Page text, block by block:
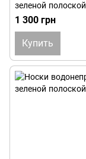
зеленой полоской
1 300 грн
Купить